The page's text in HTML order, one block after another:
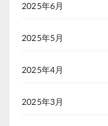
2025年6月
2025年5月
2025年4月
2025年3月